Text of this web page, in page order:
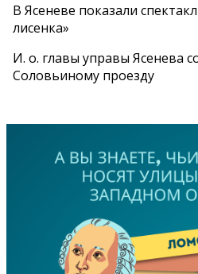
В Ясеневе показали
лисенка»
И. о. главы управы Ясенева
Соловьиному проезду